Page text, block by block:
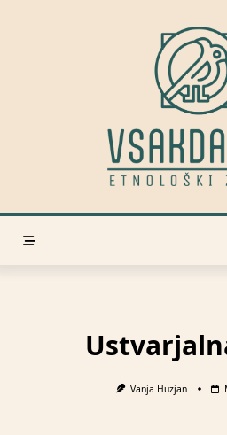
Vanja Huzjan